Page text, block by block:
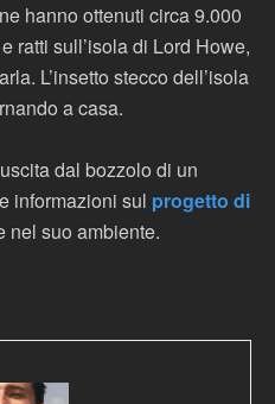
hanno ottenuti circa 9.000
ratti sull’isola di Lord Howe,
L’insetto stecco dell’isola
a casa.
dal bozzolo di un
informazioni sul progetto di
nel suo ambiente.